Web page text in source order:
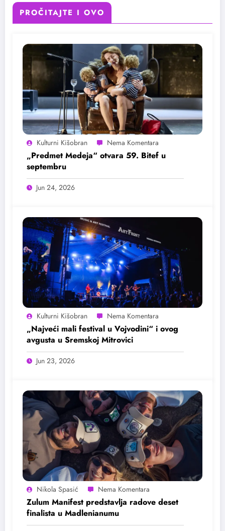
PROČITAJTE I OVO
Kulturni Kišobran
„Predmet Medeja“ otvara 59. Bitef u
septembru
Jun 24, 2026
Kulturni Kišobran
„Najveći mali festival u Vojvodini“ i ovog
avgusta u Sremskoj Mitrovici
Jun 23, 2026
Nikola Spasić
Zulum Manifest predstavlja radove deset
finalista u Madlenianumu